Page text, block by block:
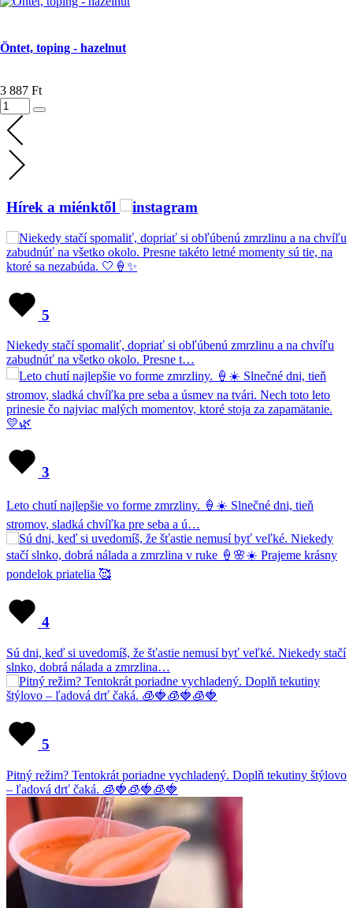
Öntet, toping - hazelnut
3 887 Ft
Hírek a miénktől
5
Niekedy stačí spomaliť, dopriať si obľúbenú zmrzlinu a na chvíľu
zabudnúť na všetko okolo. Presne t…
3
Leto chutí najlepšie vo forme zmrzliny. 🍦☀️ Slnečné dni, tieň
stromov, sladká chvíľka pre seba a ú…
4
Sú dni, keď si uvedomíš, že šťastie nemusí byť veľké. Niekedy stačí
slnko, dobrá nálada a zmrzlina…
5
Pitný režim? Tentokrát poriadne vychladený. Doplň tekutiny štýlovo
– ľadová drť čaká. 🧊🍓🧊🍓🧊🍓